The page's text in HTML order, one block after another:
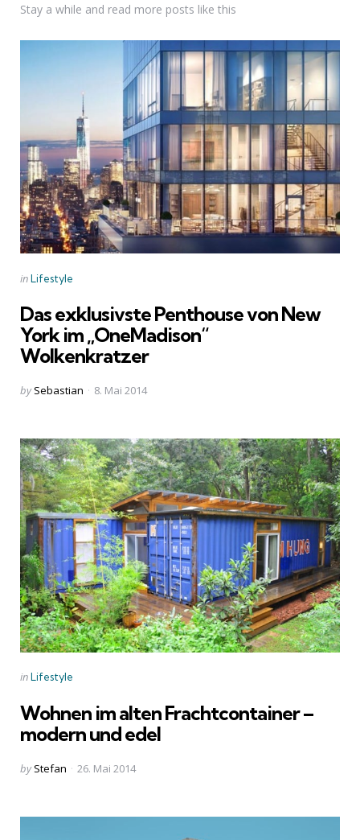
Stay a while and read more posts like this
Categories
Posted
inLifestyle
Das exklusivste Penthouse von New
York im „OneMadison“
Wolkenkratzer
Posted
by Sebastian 8. Mai 2014
Categories
Posted
inLifestyle
Wohnen im alten Frachtcontainer –
modern und edel
Posted
by Stefan 26. Mai 2014